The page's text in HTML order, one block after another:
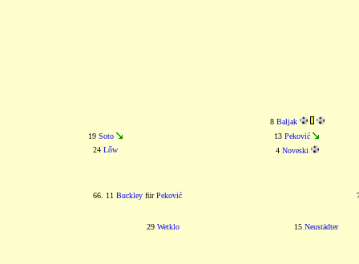
8 Baljak
19 Soto 13 Peković
24 Lőw 4 Noveski
66. 11 BuckleyfürPeković
29 Wetklo 15 Neustädter